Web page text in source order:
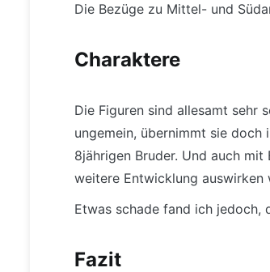
Die Bezüge zu Mittel- und
Charaktere
Die Figuren sind allesamt sehr
ungemein, übernimmt sie
8jährigen Bruder. Und auch
weitere Entwicklung auswirken
Etwas schade fand ich jedoch,
Fazit